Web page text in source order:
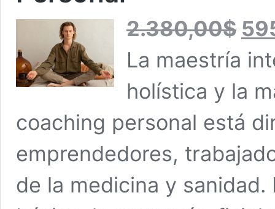
2.380,00$
El
precio
era:
La maestría
holística y la
coaching personal está
emprendedores,
de la medicina y